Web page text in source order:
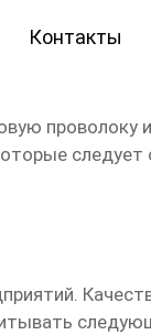
Контакты
проволоку
следует